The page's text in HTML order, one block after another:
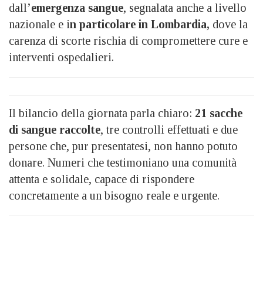
dall’emergenza sangue, segnalata anche a livello
nazionale e in particolare in Lombardia, dove la
carenza di scorte rischia di compromettere cure e
interventi ospedalieri.
Il bilancio della giornata parla chiaro: 21 sacche
di sangue raccolte, tre controlli effettuati e due
persone che, pur presentatesi, non hanno potuto
donare. Numeri che testimoniano una comunità
attenta e solidale, capace di rispondere
concretamente a un bisogno reale e urgente.